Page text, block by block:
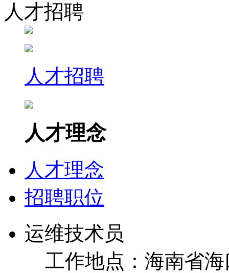
人才招聘
人才招聘
人才理念
人才理念
招聘职位
运维技术员
工作地点：海南省